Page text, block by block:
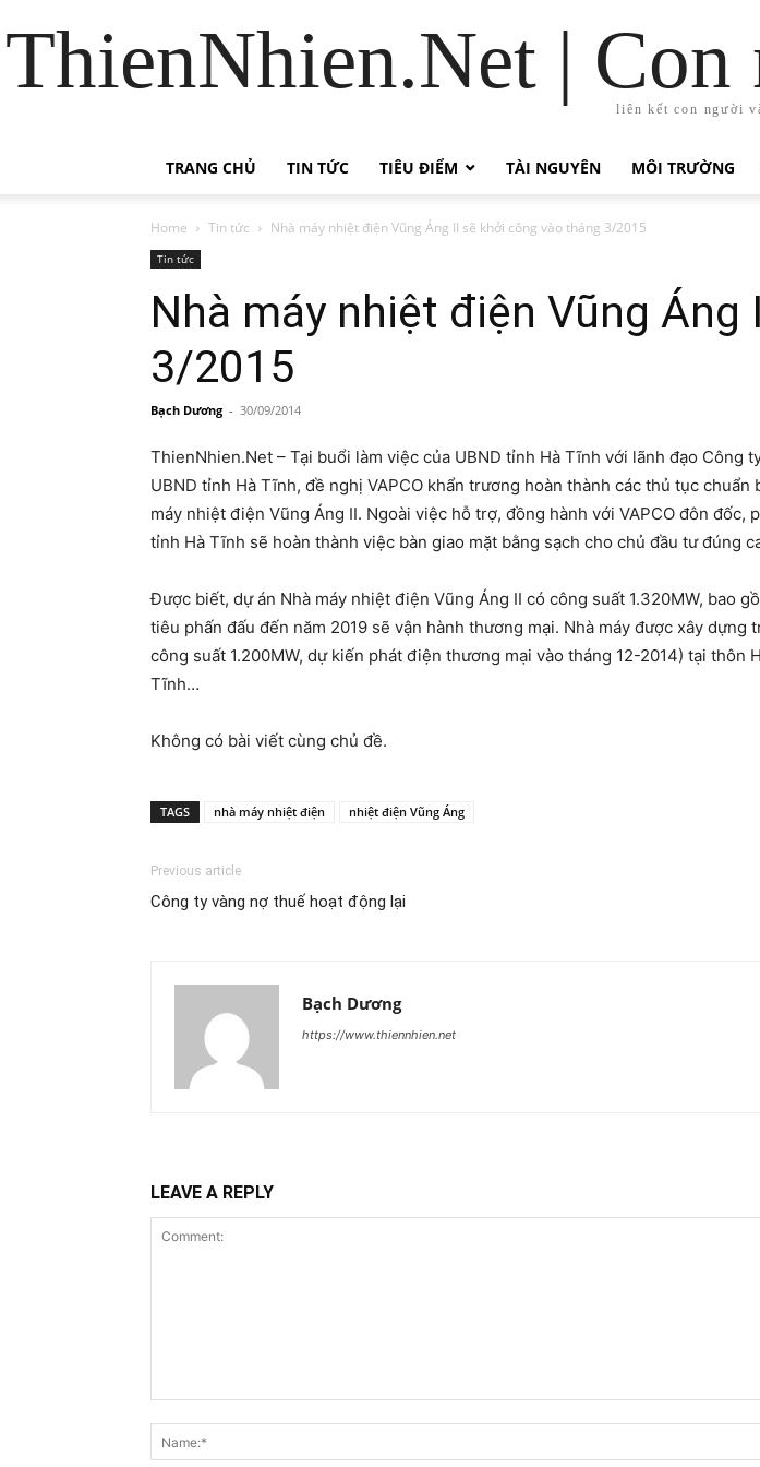
ThienNhien.Net |
liên kết con người
TRANG CHỦ TIN TỨC TIÊU ĐIỂM TÀI NGUYÊN MÔI TRƯỜNG
Home Tin tức Nhà máy nhiệt điện Vũng Áng II sẽ khởi công vào tháng 3/2015
Tin tức
Nhà máy nhiệt điện Vũng
3/2015
Bạch Dương - 30/09/2014
ThienNhien.Net – Tại buổi làm việc của UBND tỉnh Hà Tĩnh với lãnh đạo Công
UBND tỉnh Hà Tĩnh, đề nghị VAPCO khẩn trương hoàn thành các thủ tục
máy nhiệt điện Vũng Áng II. Ngoài việc hỗ trợ, đồng hành với VAPCO đôn
tỉnh Hà Tĩnh sẽ hoàn thành việc bàn giao mặt bằng sạch cho chủ đầu tư đúng
Được biết, dự án Nhà máy nhiệt điện Vũng Áng II có công suất 1.320MW, bao
tiêu phấn đấu đến năm 2019 sẽ vận hành thương mại. Nhà máy được xây
công suất 1.200MW, dự kiến phát điện thương mại vào tháng 12-2014) tại
Tĩnh…
Không có bài viết cùng chủ đề.
TAGS nhà máy nhiệt điện nhiệt điện Vũng Áng
Previous article
Công ty vàng nợ thuế hoạt động lại
Bạch Dương
https://www.thiennhien.net
LEAVE A REPLY